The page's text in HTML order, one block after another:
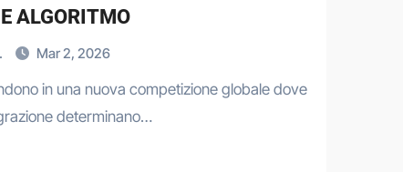
ALGORITMO
Mar 2, 2026
in una nuova competizione globale dove
determinano…